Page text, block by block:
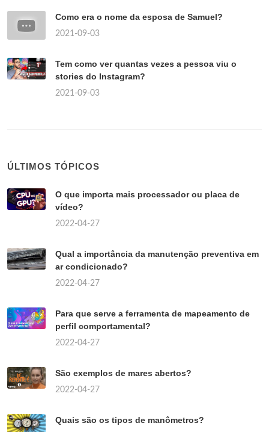
Como era o nome da esposa de Samuel?
2021-09-03
Tem como ver quantas vezes a pessoa viu o
stories do Instagram?
2021-09-03
ÚLTIMOS TÓPICOS
O que importa mais processador ou placa de
vídeo?
2022-04-27
Qual a importância da manutenção preventiva em
ar condicionado?
2022-04-27
Para que serve a ferramenta de mapeamento de
perfil comportamental?
2022-04-27
São exemplos de mares abertos?
2022-04-27
Quais são os tipos de manômetros?